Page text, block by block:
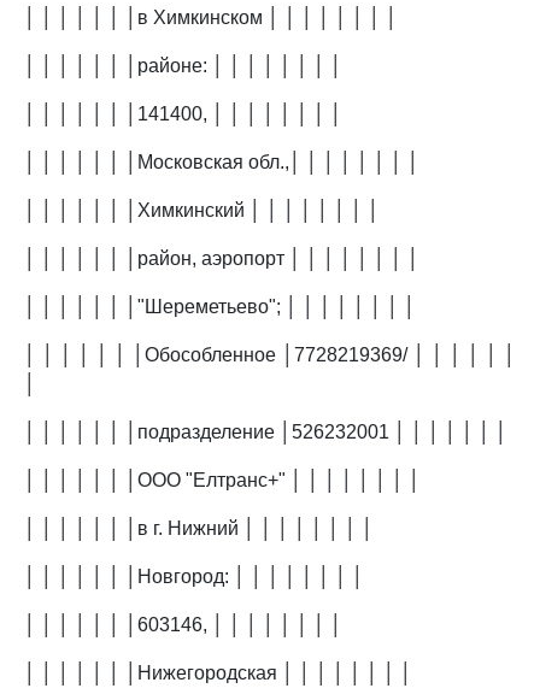
│ │ │ │ │ │ │в Химкинском │ │ │ │ │ │ │ │
│ │ │ │ │ │ │районе: │ │ │ │ │ │ │ │
│ │ │ │ │ │ │141400, │ │ │ │ │ │ │ │
│ │ │ │ │ │ │Московская обл.,│ │ │ │ │ │ │ │
│ │ │ │ │ │ │Химкинский │ │ │ │ │ │ │ │
│ │ │ │ │ │ │район, аэропорт │ │ │ │ │ │ │ │
│ │ │ │ │ │ │"Шереметьево"; │ │ │ │ │ │ │ │
│ │ │ │ │ │ │Обособленное │7728219369/ │ │ │ │ │ │
│ │ │ │ │ │ │подразделение │526232001 │ │ │ │ │ │ │
│ │ │ │ │ │ │ООО "Елтранс+" │ │ │ │ │ │ │ │
│ │ │ │ │ │ │в г. Нижний │ │ │ │ │ │ │ │
│ │ │ │ │ │ │Новгород: │ │ │ │ │ │ │ │
│ │ │ │ │ │ │603146, │ │ │ │ │ │ │ │
│ │ │ │ │ │ │Нижегородская │ │ │ │ │ │ │ │